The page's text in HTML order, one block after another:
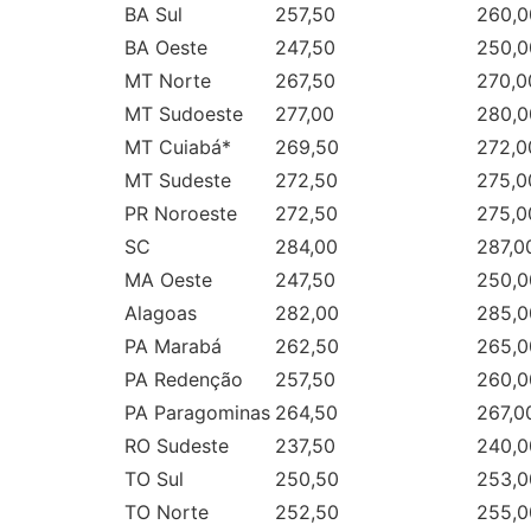
BA Sul
257,50
BA Oeste
247,50
MT Norte
267,50
MT Sudoeste
277,00
MT Cuiabá*
269,50
MT Sudeste
272,50
PR Noroeste
272,50
SC
284,00
MA Oeste
247,50
Alagoas
282,00
PA Marabá
262,50
PA Redenção
257,50
PA Paragominas 264,50
RO Sudeste
237,50
TO Sul
250,50
TO Norte
252,50